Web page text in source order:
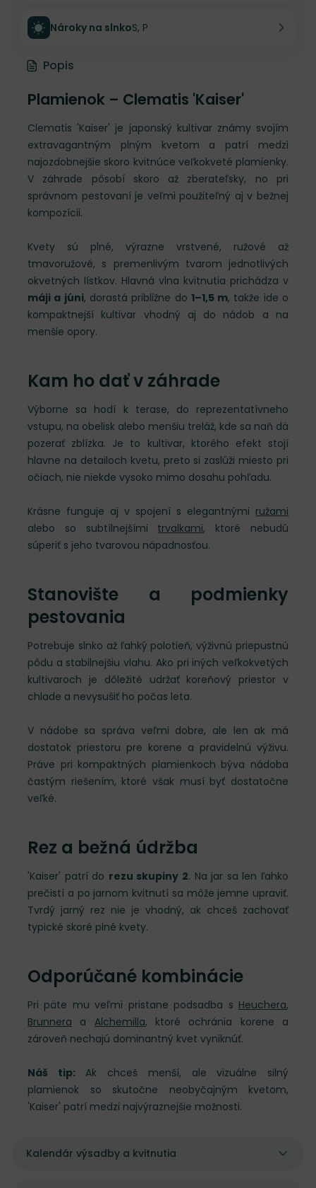
Nároky na slnkoS, P
Popis
Plamienok – Clematis 'Kaiser'
Clematis 'Kaiser' je japonský kultivar známy svojím
extravagantným plným kvetom a patrí medzi
najozdobnejšie skoro kvitnúce veľkokveté plamienky.
V záhrade pôsobí skoro až zberateľsky, no pri
správnom pestovaní je veľmi použiteľný aj v bežnej
kompozícii.
Kvety sú plné, výrazne vrstvené, ružové až
tmavoružové, s premenlivým tvarom jednotlivých
okvetných lístkov. Hlavná vlna kvitnutia prichádza v
máji a júni, dorastá približne do 1–1,5 m, takže ide o
kompaktnejší kultivar vhodný aj do nádob a na
menšie opory.
Kam ho dať v záhrade
Výborne sa hodí k terase, do reprezentatívneho
vstupu, na obelisk alebo menšiu treláž, kde sa naň dá
pozerať zblízka. Je to kultivar, ktorého efekt stojí
hlavne na detailoch kvetu, preto si zaslúži miesto pri
očiach, nie niekde vysoko mimo dosahu pohľadu.
Krásne funguje aj v spojení s elegantnými ružami
alebo so subtílnejšími trvalkami, ktoré nebudú
súperiť s jeho tvarovou nápadnosťou.
Stanovište a podmienky
pestovania
Potrebuje slnko až ľahký polotieň, výživnú priepustnú
pôdu a stabilnejšiu vlahu. Ako pri iných veľkokvetých
kultivaroch je dôležité udržať koreňový priestor v
chlade a nevysušiť ho počas leta.
V nádobe sa správa veľmi dobre, ale len ak má
dostatok priestoru pre korene a pravidelnú výživu.
Práve pri kompaktných plamienkoch býva nádoba
častým riešením, ktoré však musí byť dostatočne
veľké.
Rez a bežná údržba
'Kaiser' patrí do rezu skupiny 2. Na jar sa len ľahko
prečistí a po jarnom kvitnutí sa môže jemne upraviť.
Tvrdý jarný rez nie je vhodný, ak chceš zachovať
typické skoré plné kvety.
Odporúčané kombinácie
Pri päte mu veľmi pristane podsadba s Heuchera,
Brunnera a Alchemilla, ktoré ochránia korene a
zároveň nechajú dominantný kvet vyniknúť.
Náš tip: Ak chceš menší, ale vizuálne silný
plamienok so skutočne neobyčajným kvetom,
'Kaiser' patrí medzi najvýraznejšie možnosti.
Kalendár výsadby a kvitnutia